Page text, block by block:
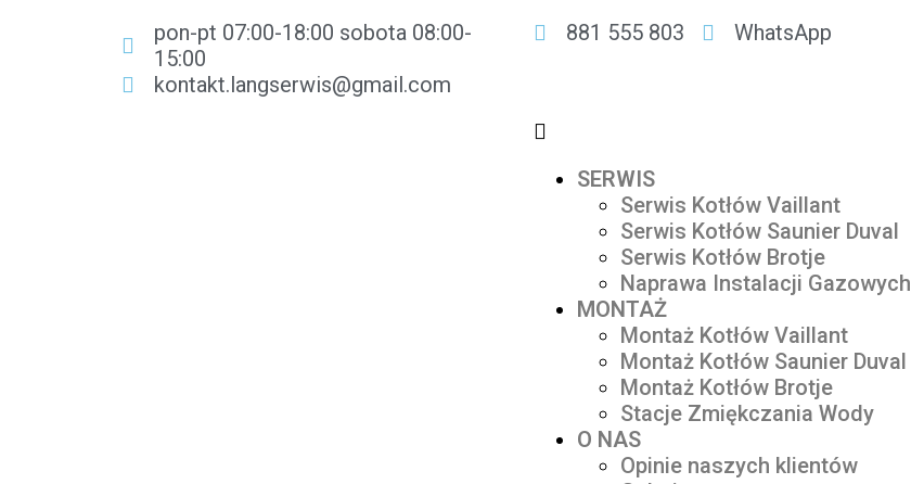
pon-pt 07:00-18:00 sobota 08:00-
15:00
kontakt.langserwis@gmail.com
881 555 803 WhatsApp
SERWIS
Serwis Kotłów Vaillant
Serwis Kotłów Saunier Duval
Serwis Kotłów Brotje
Naprawa Instalacji Gazowych
MONTAŻ
Montaż Kotłów Vaillant
Montaż Kotłów Saunier Duval
Montaż Kotłów Brotje
Stacje Zmiękczania Wody
O NAS
Opinie naszych klientów